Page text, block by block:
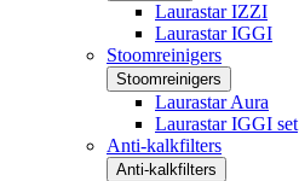
Laurastar IZZI
Laurastar IGGI
Stoomreinigers
Stoomreinigers
Laurastar Aura
Laurastar IGGI set
Anti-kalkfilters
Anti-kalkfilters